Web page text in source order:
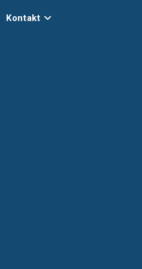
Kontakt